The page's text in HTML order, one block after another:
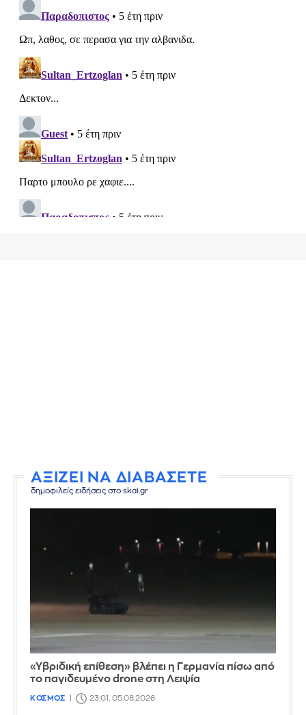
ΑΞΙΖΕΙ ΝΑ ΔΙΑΒΑΣΕΤΕ
δημοφιλείς ειδήσεις στο skai.gr
«Υβριδική επίθεση» βλέπει η Γερμανία πίσω από
το παγιδευμένο drone στη Λειψία
ΚΟΣΜΟΣ 23:01, 05.08.2026